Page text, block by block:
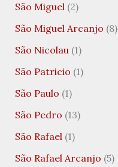
São Miguel(2)
São Miguel Arcanjo (8)
São Nicolau(1)
São Patricio (1)
São Paulo (1)
São Pedro (13)
São Rafael(1)
São Rafael Arcanjo (5)